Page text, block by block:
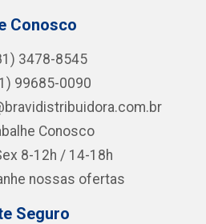
Conosco
3478-8545
99685-0090
Conosco
8-12h / 14-18h
nossas ofertas
Seguro